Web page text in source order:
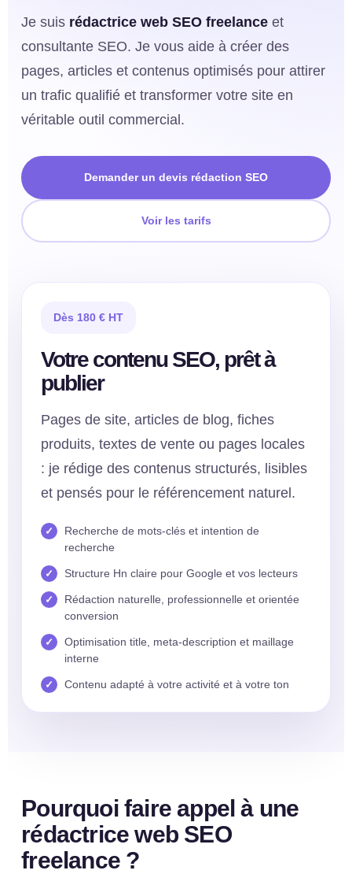
Je suis rédactrice web SEO freelance et
consultante SEO. Je vous aide à créer des
pages, articles et contenus optimisés pour attirer
un trafic qualifié et transformer votre site en
véritable outil commercial.
Demander un devis rédaction SEO
Voir les tarifs
Dès 180 € HT
Votre contenu SEO, prêt à
publier
Pages de site, articles de blog, fiches
produits, textes de vente ou pages locales
: je rédige des contenus structurés, lisibles
et pensés pour le référencement naturel.
Recherche de mots-clés et intention de
recherche
Structure Hn claire pour Google et vos lecteurs
Rédaction naturelle, professionnelle et orientée
conversion
Optimisation title, meta-description et maillage
interne
Contenu adapté à votre activité et à votre ton
Pourquoi faire appel à une
rédactrice web SEO
freelance ?